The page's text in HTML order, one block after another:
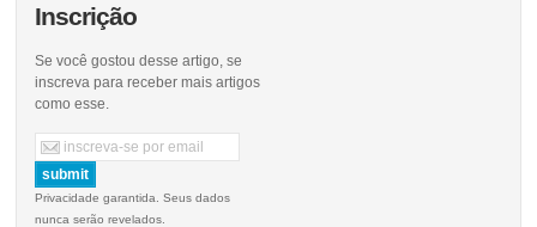
Inscrição
Se você gostou desse artigo, se
inscreva para receber mais artigos
como esse.
Privacidade garantida. Seus dados
nunca serão revelados.